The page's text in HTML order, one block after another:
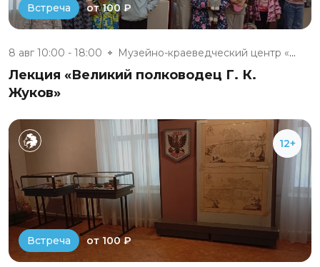
Встреча от 100 ₽
8 авг 10:00 - 18:00 Музейно-краеведческий центр «Д...
Лекция «Великий полководец Г. К.
Жуков»
12+
Встреча от 100 ₽